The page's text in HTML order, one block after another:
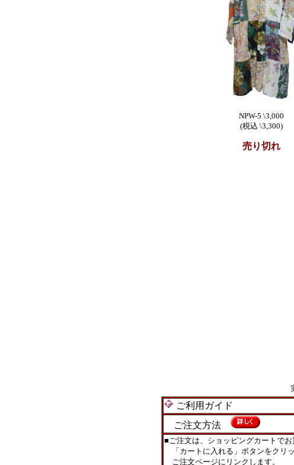
NPW-5 \3,000
(税込 \3,300)
売り切れ
ご利用ガイド
ご注文方法
■ご注文は、ショッピングカートでお
「カートに入れる」ボタンをクリッ
ご注文ページにリンクします。